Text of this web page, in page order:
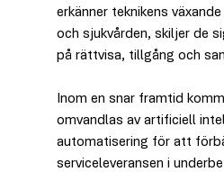
erkänner teknikens
och sjukvården, skiljer de
på rättvisa, tillgång och
Inom en snar framtid
omvandlas av artificiell
automatisering för att
serviceleveransen i